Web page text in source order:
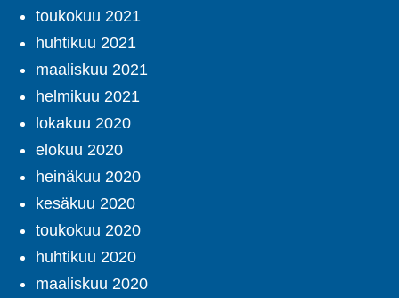
toukokuu 2021
huhtikuu 2021
maaliskuu 2021
helmikuu 2021
lokakuu 2020
elokuu 2020
heinäkuu 2020
kesäkuu 2020
toukokuu 2020
huhtikuu 2020
maaliskuu 2020